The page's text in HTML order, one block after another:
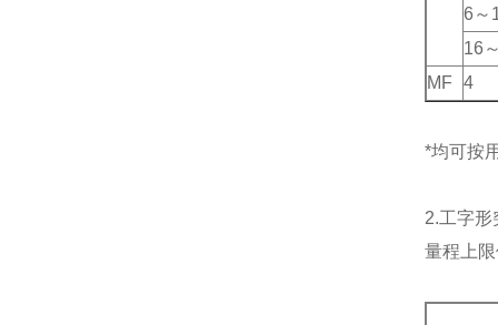
6～
16
MF
4
*均可按
2.工字形
量程上